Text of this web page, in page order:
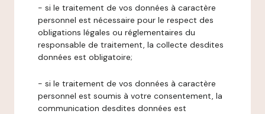
- si le traitement de vos données à caractère
personnel est nécessaire pour le respect des
obligations légales ou réglementaires du
responsable de traitement, la collecte desdites
données est obligatoire;
- si le traitement de vos données à caractère
personnel est soumis à votre consentement, la
communication desdites données est